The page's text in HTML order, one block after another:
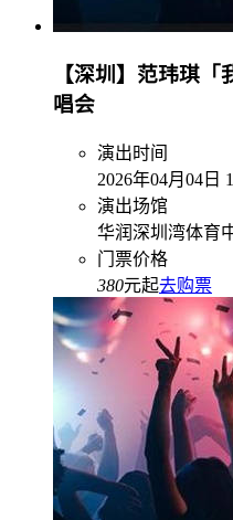
【深圳】范玮琪
唱会
演出时间
2026年04月04日
演出场馆
华润深圳湾体育
门票价格
380元起去购票